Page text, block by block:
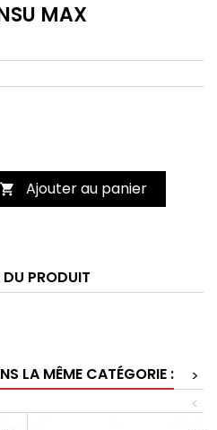
MAX
 Ajouter au panier
DU PRODUIT
LA MÊME CATÉGORIE :
>
<